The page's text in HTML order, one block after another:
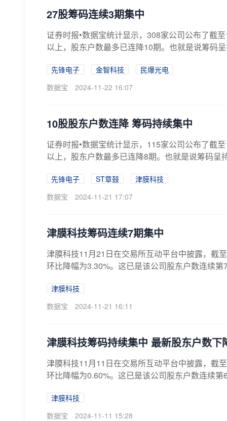
27股筹码连续3期集中
证券时报•数据宝统计显示，308家公司公布了截
以上，股东户数最多已连降10期。也就是说筹码
先锋电子 金智科技
民爆光电
数据宝
2024-11-22 16:07
10股股东户数连降 筹码持续集中
证券时报•数据宝统计显示，115家公司公布了截
以上，股东户数最多已连降8期。也就是说筹码
先锋电子 ST章鼓
津膜科技
数据宝
2024-11-21 17:07
津膜科技筹码连续7期集中
津膜科技11月21日在交易所互动平台中披露，截
环比降幅为3.30%。这已是该公司股东户数连续
津膜科技
数据宝
2024-11-21 16:11
津膜科技筹码持续集中 最新股东户数下
津膜科技11月11日在交易所互动平台中披露，截
环比降幅为0.60%。这已是该公司股东户数连续
津膜科技
数据宝
2024-11-11 15:28